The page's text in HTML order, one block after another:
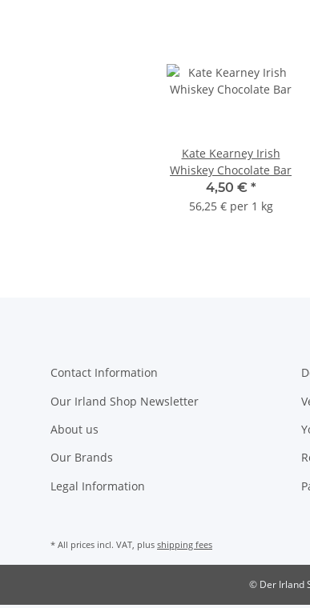
Kate Kearney Irish
Whiskey Chocolate Bar
4,50 € *
56,25 € per 1 kg
Contact Information
Our Irland Shop Newsletter
About us
Our Brands
Legal Information
* All prices incl. VAT, plus shipping fees
© Der Irland